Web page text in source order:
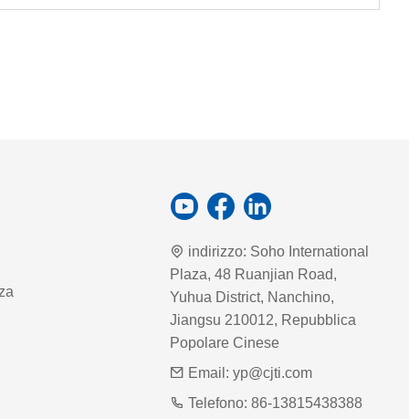
indirizzo: Soho International
Plaza, 48 Ruanjian Road,
Yuhua District, Nanchino,
Jiangsu 210012, Repubblica
Popolare Cinese
Email: yp@cjti.com
Telefono: 86-13815438388